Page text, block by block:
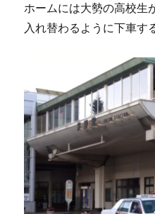
ホームには大勢の高校生
入れ替わるように下車す